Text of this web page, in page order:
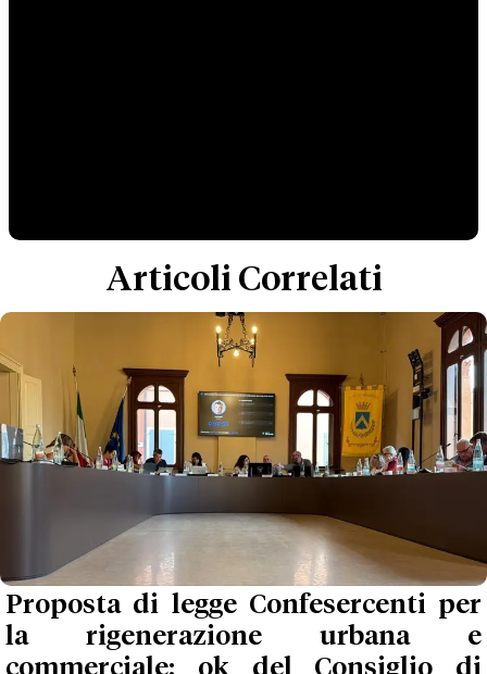
Articoli Correlati
Proposta di legge Confesercenti per
la rigenerazione urbana e
commerciale: ok del Consiglio di